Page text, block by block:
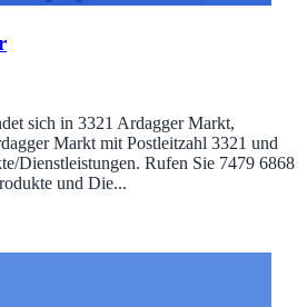
sich in 3321 Ardagger Markt,
Markt mit Postleitzahl 3321 und
Dienstleistungen. Rufen Sie 7479 6868
und Die...